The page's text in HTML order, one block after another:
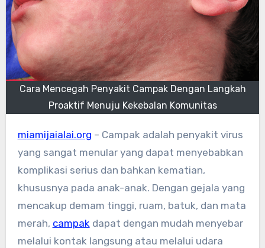
Cara Mencegah Penyakit Campak Dengan Langkah
Proaktif Menuju Kekebalan Komunitas
miamijaialai.org – Campak adalah penyakit virus
yang sangat menular yang dapat menyebabkan
komplikasi serius dan bahkan kematian,
khususnya pada anak-anak. Dengan gejala yang
mencakup demam tinggi, ruam, batuk, dan mata
merah, campakdapat dengan mudah menyebar
melalui kontak langsung atau melalui udara